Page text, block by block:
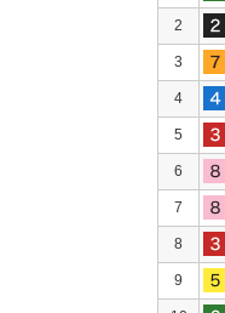
2
3
4
5
6
7
8
9